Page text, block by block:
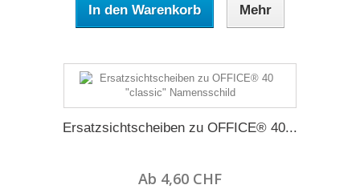
In den Warenkorb Mehr
Ersatzsichtscheiben zu OFFICE® 40...
Ab 4,60 CHF